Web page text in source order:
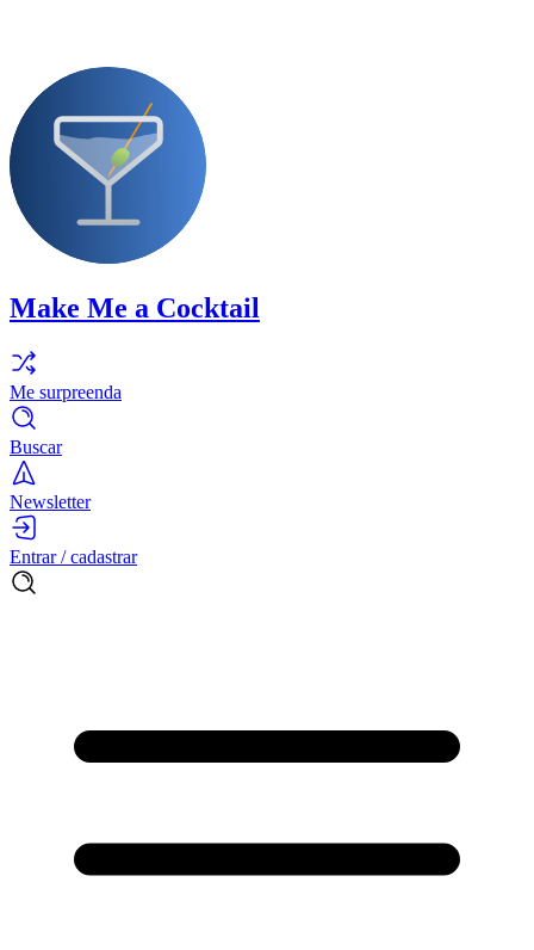
Make Me a Cocktail
Me surpreenda
Buscar
Newsletter
Entrar / cadastrar